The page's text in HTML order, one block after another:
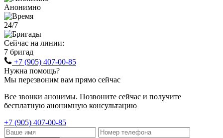
Анонимно
24/7
Сейчас на линии:
7 бригад
+7 (905) 407-00-85
Нужна помощь?
Мы перезвоним вам прямо сейчас
Все звонки анонимы. Позвоните сейчас и получите
бесплатную анонимную консультацию
+7 (905) 407-00-85